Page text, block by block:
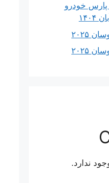
خودرو
۲۰۲۵
۲۰۲۵
ندارد.